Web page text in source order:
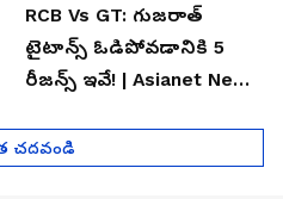
RCB Vs GT: గుజరాత్
టైటాన్స్ ఓడిపోవడానికి 5
రీజన్స్ ఇవే! | Asianet News
చదవండి